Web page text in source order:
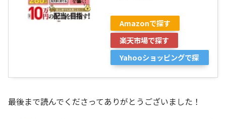
Amazonで探す
楽天市場で探す
Yahooショッピングで探
最後まで読んでくださってありがとうございました！